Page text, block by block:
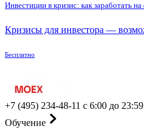
Инвестиции в кризис: как заработать
Кризисы для инвестора —
Бесплатно
+7 (495) 234-48-11 с 6:00 до
Обучение